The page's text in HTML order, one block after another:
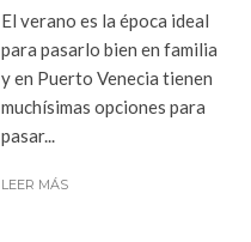
El verano es la época ideal
para pasarlo bien en familia
y en Puerto Venecia tienen
muchísimas opciones para
pasar...
LEER MÁS